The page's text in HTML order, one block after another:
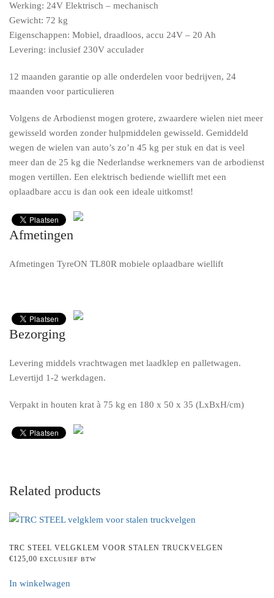
Werking: 24V Elektrisch – mechanisch
Gewicht: 72 kg
Eigenschappen: Mobiel, draadloos, accu 24V – 20 Ah
Levering: inclusief 230V acculader
12 maanden garantie op alle onderdelen voor bedrijven, 24
maanden voor particulieren
Volgens de Arbodienst mogen grotere, zwaardere wielen niet meer
gewisseld worden zonder hulpmiddelen gewisseld. Gemiddeld
wegen de wielen van auto’s zo’n 45 kg per stuk en dat is veel
meer dan de 25 kg die Nederlandse werknemers van de arbodienst
mogen vertillen. Een elektrisch bediende wiellift met een
oplaadbare accu is dan ook een ideale uitkomst!
Afmetingen
Afmetingen TyreON TL80R mobiele oplaadbare wiellift
Bezorging
Levering middels vrachtwagen met laadklep en palletwagen.
Levertijd 1-2 werkdagen.
Verpakt in houten krat à 75 kg en 180 x 50 x 35 (LxBxH/cm)
Related products
TRC STEEL VELGKLEM VOOR STALEN TRUCKVELGEN
€125,00 EXCLUSIEF BTW
In winkelwagen